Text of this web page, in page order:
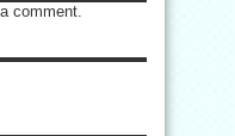
comment.